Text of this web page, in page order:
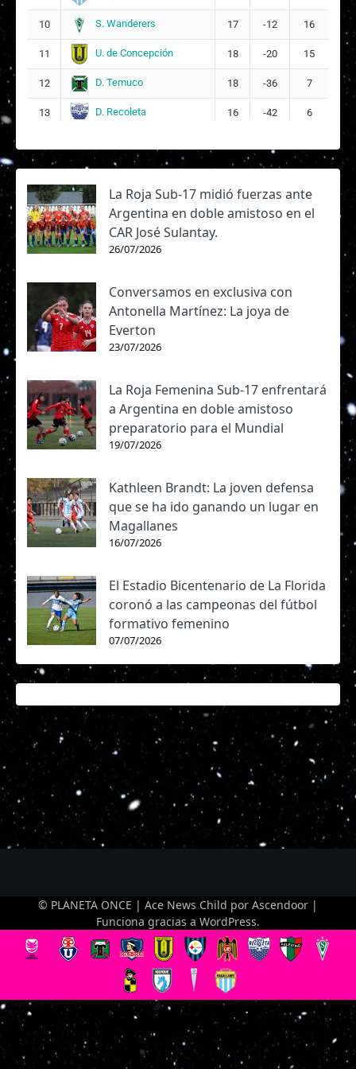
10 S. Wanderers 17 -12 16
11 U. de Concepción 18 -20 15
12 D. Temuco 18 -36 7
13 D. Recoleta 16 -42 6
La Roja Sub-17 midió fuerzas ante
Argentina en doble amistoso en el
CAR José Sulantay.
26/07/2026
Conversamos en exclusiva con
Antonella Martínez: La joya de
Everton
23/07/2026
La Roja Femenina Sub-17 enfrentará
a Argentina en doble amistoso
preparatorio para el Mundial
19/07/2026
Kathleen Brandt: La joven defensa
que se ha ido ganando un lugar en
Magallanes
16/07/2026
El Estadio Bicentenario de La Florida
coronó a las campeonas del fútbol
formativo femenino
07/07/2026
© PLANETA ONCE | Ace News Child por Ascendoor |
Funciona gracias a WordPress.
Optimized by Seraphinite Accelerator
Turns on site high speed to be attractive for people and search engines.